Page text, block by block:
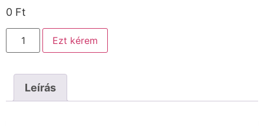
0 Ft
Ezt kérem
Leírás